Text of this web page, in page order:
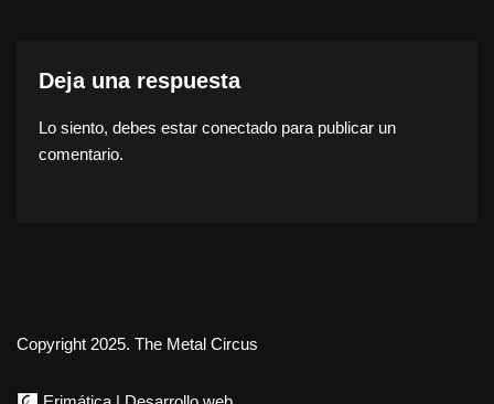
Deja una respuesta
Lo siento, debes estar conectado para publicar un
comentario.
Copyright 2025. The Metal Circus